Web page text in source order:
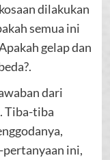
dilakukan
semua ini
gelap dan
dari
Tiba-tiba
ini,